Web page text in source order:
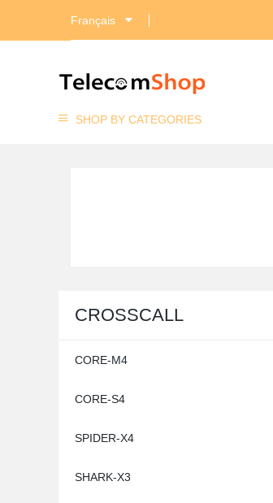
Français
SHOP BY CATEGORIES
CROSSCALL
CORE-M4
CORE-S4
SPIDER-X4
SHARK-X3